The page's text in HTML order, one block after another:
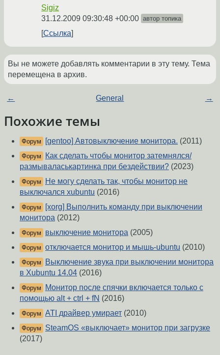
Sigiz
31.12.2009 09:30:48 +00:00 автор топика
Ссылка
Вы не можете добавлять комментарии в эту тему. Тема
перемещена в архив.
← General →
Похожие темы
Форум [gentoo] Автовыключение монитора. (2011)
Форум
Как сделать чтобы монитор затемнялся/
размываласькартинка при бездействии? (2023)
Форум
Не могу сделать так, чтобы монитор не
выключался xubuntu (2016)
Форум
[xorg] Выполнить команду при выключении
монитора (2012)
Форум выключение монитора (2005)
Форум отключается монитор и мышь-ubuntu (2010)
Форум
Выключение звука при выключении монитора
в Xubuntu 14.04 (2016)
Форум
Монитор после спячки включается только с
помощью alt + ctrl + fN (2016)
Форум ATI драйвер умирает (2010)
Форум
SteamOS «выключает» монитор при загрузке
(2017)